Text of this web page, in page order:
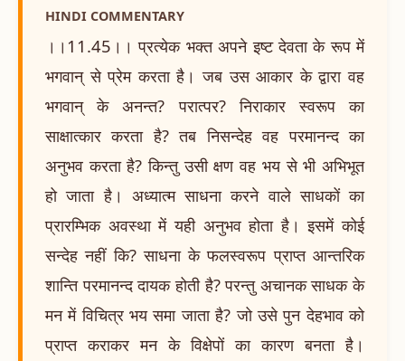
HINDI COMMENTARY
।।11.45।। प्रत्येक भक्त अपने इष्ट देवता के रूप में
भगवान् से प्रेम करता है। जब उस आकार के द्वारा वह
भगवान् के अनन्त? परात्पर? निराकार स्वरूप का
साक्षात्कार करता है? तब निसन्देह वह परमानन्द का
अनुभव करता है? किन्तु उसी क्षण वह भय से भी अभिभूत
हो जाता है। अध्यात्म साधना करने वाले साधकों का
प्रारम्भिक अवस्था में यही अनुभव होता है। इसमें कोई
सन्देह नहीं कि? साधना के फलस्वरूप प्राप्त आन्तरिक
शान्ति परमानन्द दायक होती है? परन्तु अचानक साधक के
मन में विचित्र भय समा जाता है? जो उसे पुन देहभाव को
प्राप्त कराकर मन के विक्षेपों का कारण बनता है।